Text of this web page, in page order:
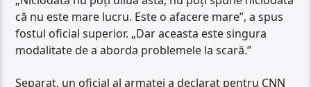
că nu este mare lucru. Este o afacere mare”, a spus
fostul oficial superior. „Dar aceasta este singura
modalitate de a aborda problemele la scară.”
Separat, un oficial al armatei a declarat pentru CNN